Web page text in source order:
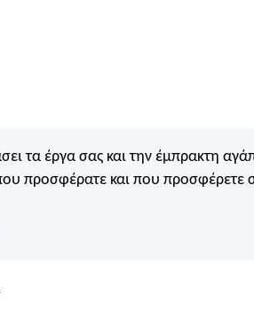
τα έργα σας και την έμπρακτη
προσφέρατε και που προσφέρετε